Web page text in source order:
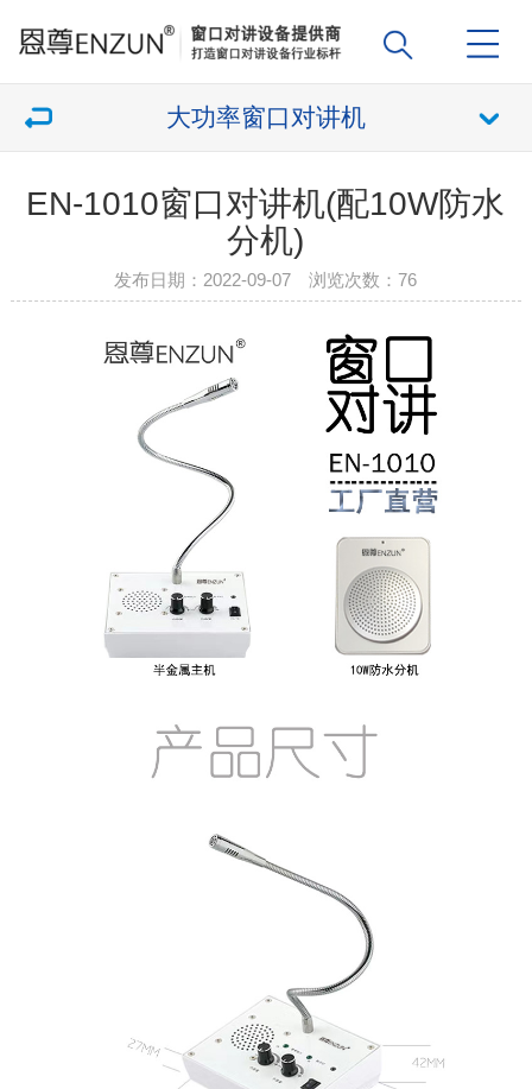
大功率窗口对讲机
EN-1010窗口对讲机(配10W防水
分机)
发布日期：2022-09-07 浏览次数：76